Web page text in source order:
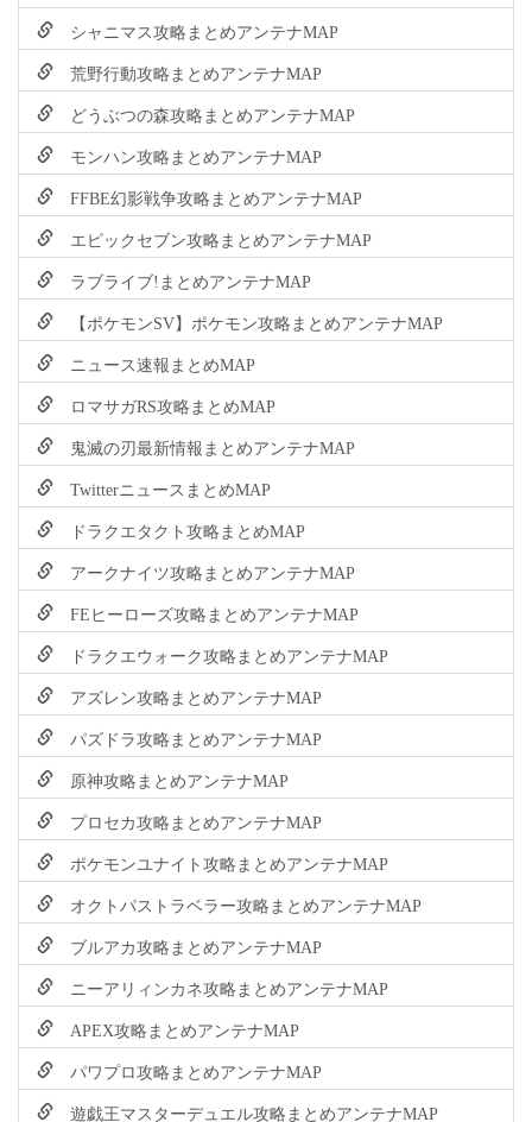
シャニマス攻略まとめアンテナMAP
荒野行動攻略まとめアンテナMAP
どうぶつの森攻略まとめアンテナMAP
モンハン攻略まとめアンテナMAP
FFBE幻影戦争攻略まとめアンテナMAP
エピックセブン攻略まとめアンテナMAP
ラブライブ!まとめアンテナMAP
【ポケモンSV】ポケモン攻略まとめアンテナMAP
ニュース速報まとめMAP
ロマサガRS攻略まとめMAP
鬼滅の刃最新情報まとめアンテナMAP
TwitterニュースまとめMAP
ドラクエタクト攻略まとめMAP
アークナイツ攻略まとめアンテナMAP
FEヒーローズ攻略まとめアンテナMAP
ドラクエウォーク攻略まとめアンテナMAP
アズレン攻略まとめアンテナMAP
パズドラ攻略まとめアンテナMAP
原神攻略まとめアンテナMAP
プロセカ攻略まとめアンテナMAP
ポケモンユナイト攻略まとめアンテナMAP
オクトパストラベラー攻略まとめアンテナMAP
ブルアカ攻略まとめアンテナMAP
ニーアリィンカネ攻略まとめアンテナMAP
APEX攻略まとめアンテナMAP
パワプロ攻略まとめアンテナMAP
遊戯王マスターデュエル攻略まとめアンテナMAP